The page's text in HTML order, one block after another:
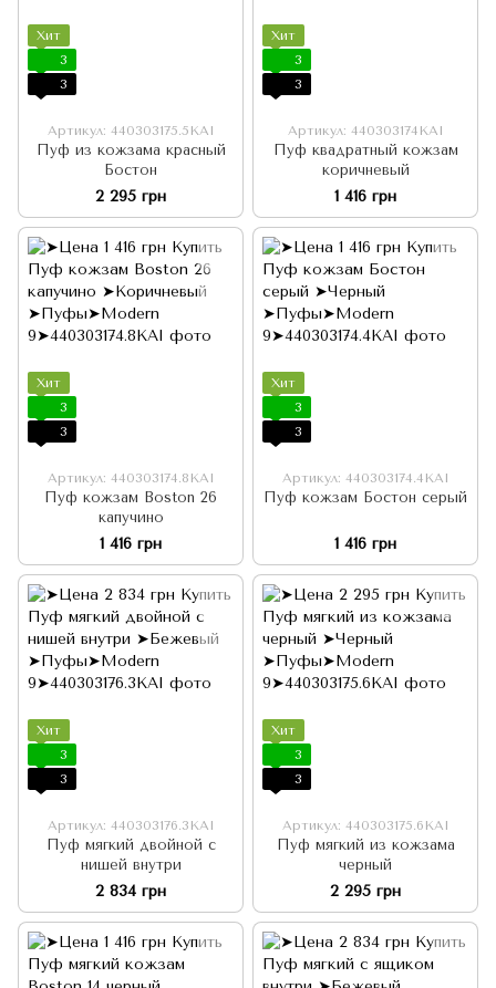
Хит
3
3
Артикул: 440303175.5KAI
Пуф из кожзама красный
Бостон
2 295 грн
Хит
3
3
Артикул: 440303174KAI
Пуф квадратный кожзам
коричневый
1 416 грн
Хит
3
3
Артикул: 440303174.8KAI
Пуф кожзам Boston 26
капучино
1 416 грн
Хит
3
3
Артикул: 440303174.4KAI
Пуф кожзам Бостон серый
1 416 грн
Хит
3
3
Артикул: 440303176.3KAI
Пуф мягкий двойной с
нишей внутри
2 834 грн
Хит
3
3
Артикул: 440303175.6KAI
Пуф мягкий из кожзама
черный
2 295 грн